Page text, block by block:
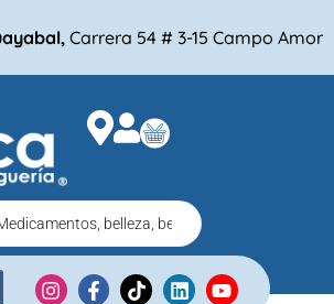
Carrera 54 # 3-15 Campo Amor